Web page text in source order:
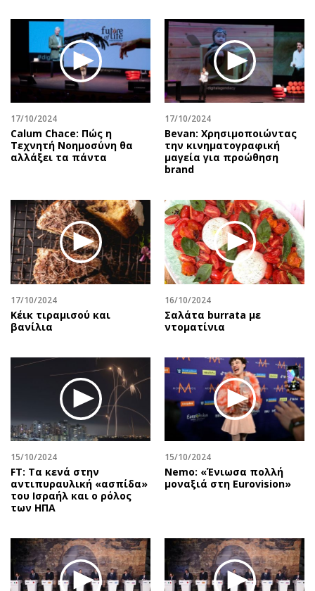
17/10/2024
Calum Chace: Πώς η
Τεχνητή Νοημοσύνη θα
αλλάξει τα πάντα
17/10/2024
Bevan: Χρησιμοποιώντας
την κινηματογραφική
μαγεία για προώθηση
brand
17/10/2024
Κέικ τιραμισού και
βανίλια
16/10/2024
Σαλάτα burrata με
ντοματίνια
15/10/2024
FT: Tα κενά στην
αντιπυραυλική «ασπίδα»
του Ισραήλ και ο ρόλος
των ΗΠΑ
15/10/2024
Nemo: «Ένιωσα πολλή
μοναξιά στη Eurovision»